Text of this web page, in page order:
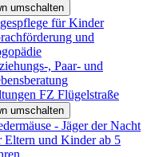
umschalten
für Kinder
und
, Paar- und
FZ Flügelstraße
umschalten
- Jäger der Nacht
Eltern und Kinder ab 5